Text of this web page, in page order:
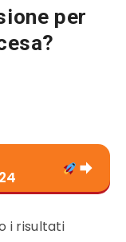
per
i risultati